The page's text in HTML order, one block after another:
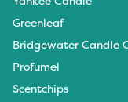
Greenleaf
Bridgewater Candle
Profumel
Scentchips